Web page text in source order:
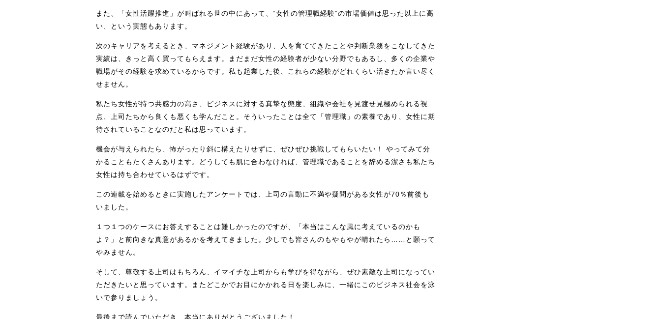
また、「女性活躍推進」が叫ばれる世の中にあって、“女性の管理職経験”の市場価値は思った以上に高
い、という実態もあります。
次のキャリアを考えるとき、マネジメント経験があり、人を育ててきたことや判断業務をこなしてきた
実績は、きっと高く買ってもらえます。まだまだ女性の経験者が少ない分野でもあるし、多くの企業や
職場がその経験を求めているからです。私も起業した後、これらの経験がどれくらい活きたか言い尽く
せません。
私たち女性が持つ共感力の高さ、ビジネスに対する真摯な態度、組織や会社を見渡せ見極められる視
点、上司たちから良くも悪くも学んだこと。そういったことは全て「管理職」の素養であり、女性に期
待されていることなのだと私は思っています。
機会が与えられたら、怖がったり斜に構えたりせずに、ぜひぜひ挑戦してもらいたい！ やってみて分
かることもたくさんあります。どうしても肌に合わなければ、管理職であることを辞める潔さも私たち
女性は持ち合わせているはずです。
この連載を始めるときに実施したアンケートでは、上司の言動に不満や疑問がある女性が70％前後も
いました。
１つ１つのケースにお答えすることは難しかったのですが、「本当はこんな風に考えているのかも
よ？」と前向きな真意があるかを考えてきました。少しでも皆さんのもやもやが晴れたら……と願って
やみません。
そして、尊敬する上司はもちろん、イマイチな上司からも学びを得ながら、ぜひ素敵な上司になってい
ただきたいと思っています。またどこかでお目にかかれる日を楽しみに、一緒にこのビジネス社会を泳
いで参りましょう。
最後まで読んでいただき、本当にありがとうございました！